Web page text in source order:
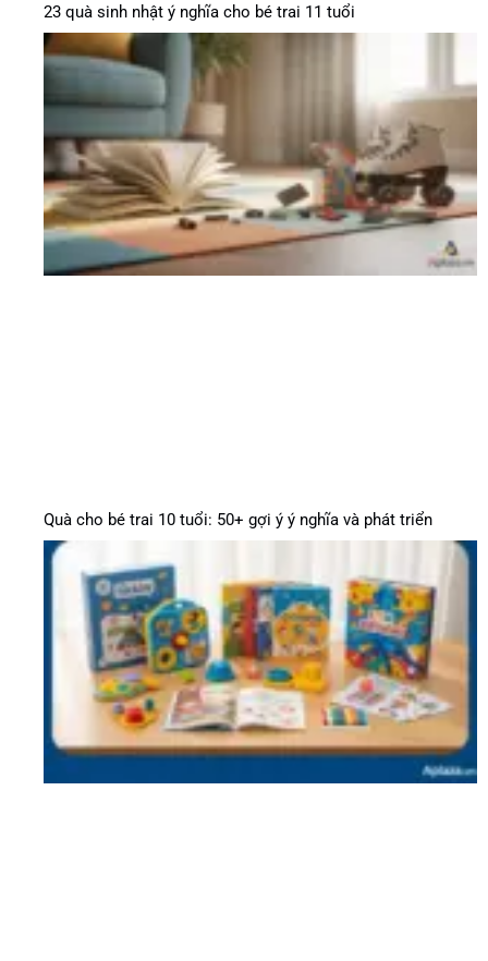
23 quà sinh nhật ý nghĩa cho bé trai 11 tuổi
Quà cho bé trai 10 tuổi: 50+ gợi ý ý nghĩa và phát triển